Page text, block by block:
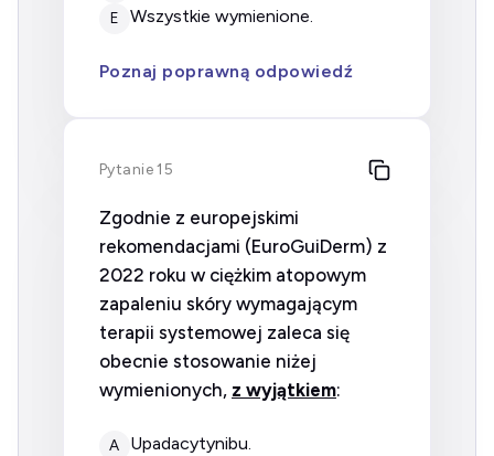
E wszystkie wymienione.
Poznaj poprawną odpowiedź
Pytanie 15
Zgodnie z europejskimi
rekomendacjami (EuroGuiDerm) z
2022 roku w ciężkim atopowym
zapaleniu skóry wymagającym
terapii systemowej zaleca się
obecnie stosowanie niżej
wymienionych, z wyjątkiem:
A upadacytynibu.